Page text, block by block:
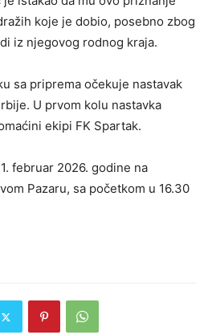
koje je dobio, posebno zbog
iz njegovog rodnog kraja.
sa priprema očekuje nastavak
U prvom kolu nastavka
ekipi FK Spartak.
februar 2026. godine na
Pazaru, sa početkom u 16.30